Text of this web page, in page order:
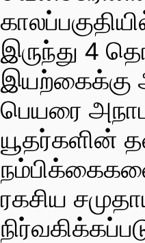
இருந்து 4
இயற்கைக்கு
பெயரை
யூதர்களின்
ரகசிய